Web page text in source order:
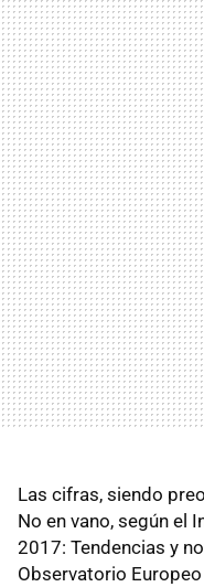
Las cifras, siendo
No en vano, según el
2017: Tendencias y
Observatorio